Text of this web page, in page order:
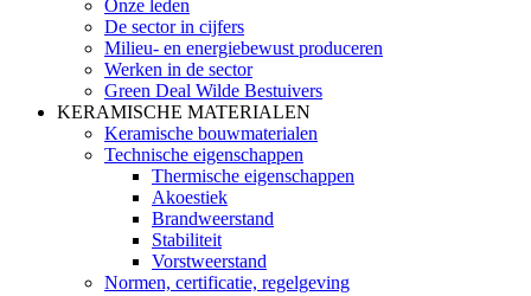
Onze leden
De sector in cijfers
Milieu- en energiebewust produceren
Werken in de sector
Green Deal Wilde Bestuivers
KERAMISCHE MATERIALEN
Keramische bouwmaterialen
Technische eigenschappen
Thermische eigenschappen
Akoestiek
Brandweerstand
Stabiliteit
Vorstweerstand
Normen, certificatie, regelgeving